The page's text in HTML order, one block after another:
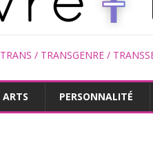
TRANS / TRANSGENRE /
ARTS PERSONNALITÉ